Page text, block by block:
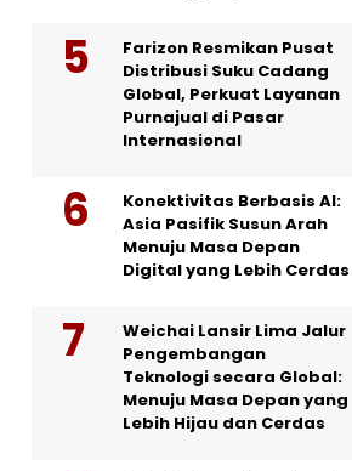
Farizon Resmikan Pusat
Distribusi Suku Cadang
Global, Perkuat Layanan
Purnajual di Pasar
Internasional
Konektivitas Berbasis AI:
Asia Pasifik Susun Arah
Menuju Masa Depan
Digital yang Lebih Cerdas
Weichai Lansir Lima Jalur
Pengembangan
Teknologi secara Global:
Menuju Masa Depan yang
Lebih Hijau dan Cerdas